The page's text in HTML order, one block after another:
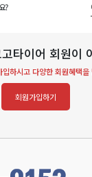
?
타이어 회원이
하시고 다양한 회원혜택을
회원가입하기